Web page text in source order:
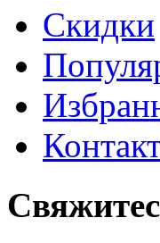
Скидки